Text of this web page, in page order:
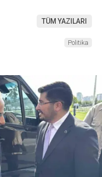
TÜM YAZILARI
Politika